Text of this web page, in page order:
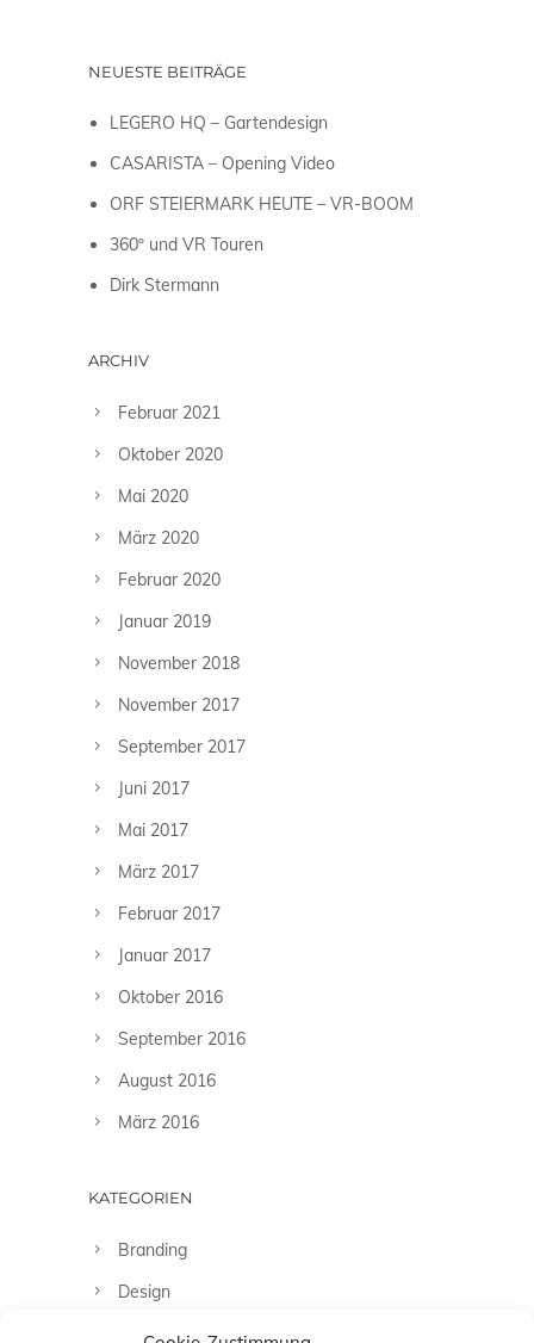
NEUESTE BEITRÄGE
LEGERO HQ – Gartendesign
CASARISTA – Opening Video
ORF STEIERMARK HEUTE – VR-BOOM
360º und VR Touren
Dirk Stermann
ARCHIV
Februar 2021
Oktober 2020
Mai 2020
März 2020
Februar 2020
Januar 2019
November 2018
November 2017
September 2017
Juni 2017
Mai 2017
März 2017
Februar 2017
Januar 2017
Oktober 2016
September 2016
August 2016
März 2016
KATEGORIEN
Branding
Design
Fashion